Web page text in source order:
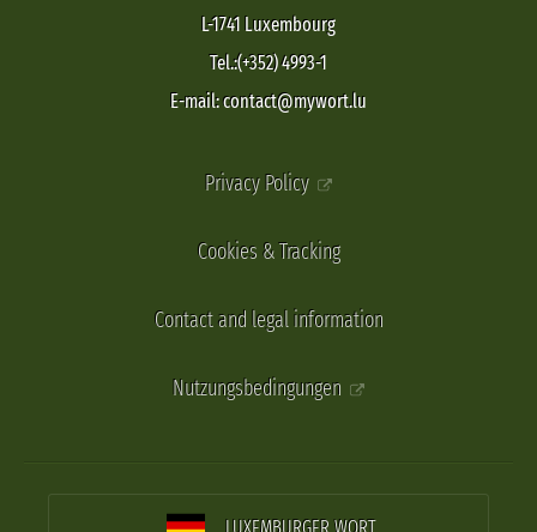
L-1741 Luxembourg
Tel.:(+352) 4993-1
E-mail: contact@mywort.lu
Privacy Policy
Cookies & Tracking
Contact and legal information
Nutzungsbedingungen